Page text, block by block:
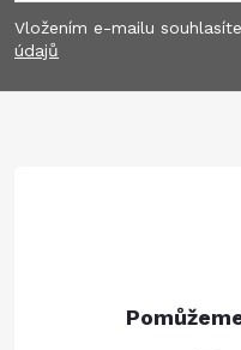
p
a
Vložením e-mailu
údajů